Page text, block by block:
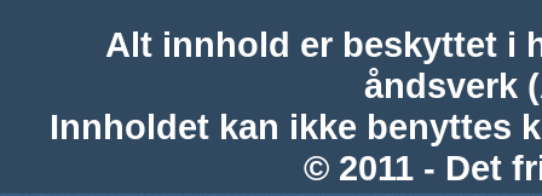
Alt innhold er beskyttet i
åndsverk
Innholdet kan ikke benyttes
© 2011 - Det